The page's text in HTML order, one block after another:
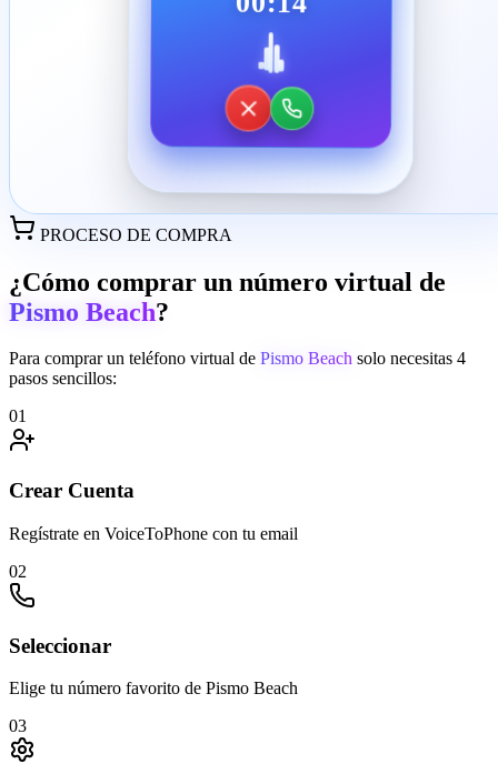
PROCESO DE COMPRA
¿Cómo comprar un número virtual de
Pismo Beach?
Para comprar un teléfono virtual de Pismo Beach solo necesitas 4
pasos sencillos:
01
Crear Cuenta
Regístrate en VoiceToPhone con tu email
02
Seleccionar
Elige tu número favorito de Pismo Beach
03